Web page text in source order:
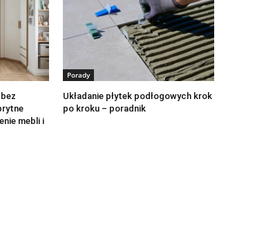
mebli i
Porady
Układanie płytek podłogowych krok
po kroku – poradnik